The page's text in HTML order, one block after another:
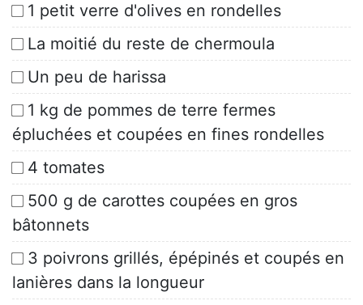
1 petit verre d'olives en rondelles
La moitié du reste de chermoula
Un peu de harissa
1 kg de pommes de terre fermes
épluchées et coupées en fines rondelles
4 tomates
500 g de carottes coupées en gros
bâtonnets
3 poivrons grillés, épépinés et coupés en
lanières dans la longueur